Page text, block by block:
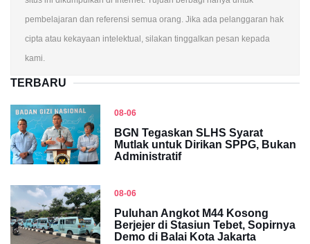
pembelajaran dan referensi semua orang. Jika ada pelanggaran hak
cipta atau kekayaan intelektual, silakan tinggalkan pesan kepada
kami.
TERBARU
08-06
BGN Tegaskan SLHS Syarat
Mutlak untuk Dirikan SPPG, Bukan
Administratif
08-06
Puluhan Angkot M44 Kosong
Berjejer di Stasiun Tebet, Sopirnya
Demo di Balai Kota Jakarta